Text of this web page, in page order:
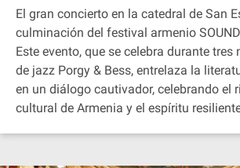
El gran concierto en la catedral de San
culminación del festival armenio
Este evento, que se celebra durante tres
de jazz Porgy & Bess, entrelaza la
en un diálogo cautivador, celebrando el
cultural de Armenia y el espíritu